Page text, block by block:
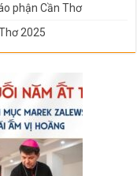
phận Cần Thơ
2025